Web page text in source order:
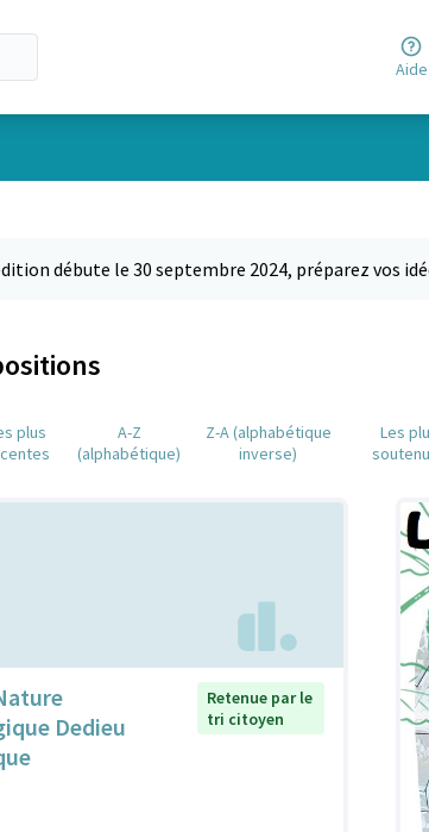
Aide
débute le 30 septembre 2024, préparez vos
plus
A-Z
(alphabétique)
Z-A (alphabétique
inverse)
Les
Dedieu
Retenue par le
tri citoyen